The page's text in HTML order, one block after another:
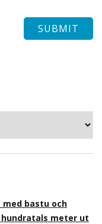
bastu och
meter ut